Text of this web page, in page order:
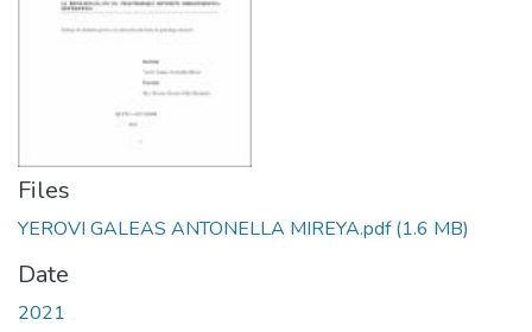
Files
YEROVI GALEAS ANTONELLA MIREYA.pdf(1.6 MB)
Date
2021